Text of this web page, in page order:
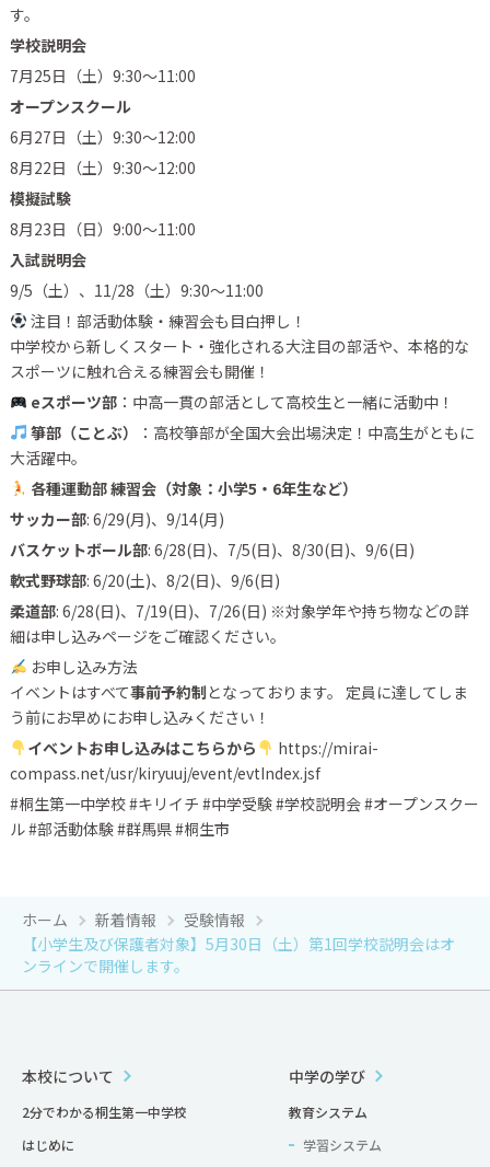
す。
学校説明会
7月25日（土）9:30〜11:00
オープンスクール
6月27日（土）9:30〜12:00
8月22日（土）9:30〜12:00
模擬試験
8月23日（日）9:00〜11:00
入試説明会
9/5（土）、11/28（土）9:30〜11:00
注目！部活動体験・練習会も目白押し！
中学校から新しくスタート・強化される大注目の部活や、本格的な
スポーツに触れ合える練習会も開催！
eスポーツ部：中高一貫の部活として高校生と一緒に活動中！
箏部（ことぶ）
：高校箏部が全国大会出場決定！中高生がともに
大活躍中。
各種運動部 練習会（対象：小学5・6年生など）
サッカー部: 6/29(月)、9/14(月)
バスケットボール部: 6/28(日)、7/5(日)、8/30(日)、9/6(日)
軟式野球部: 6/20(土)、8/2(日)、9/6(日)
柔道部: 6/28(日)、7/19(日)、7/26(日) ※対象学年や持ち物などの詳
細は申し込みページをご確認ください。
お申し込み方法
イベントはすべて事前予約制 となっております。 定員に達してしま
う前にお早めにお申し込みください！
イベントお申し込みはこちらから
https://mirai-
compass.net/usr/kiryuuj/event/evtIndex.jsf
#桐生第一中学校 #キリイチ #中学受験 #学校説明会 #オープンスクー
ル #部活動体験 #群馬県 #桐生市
ホーム 新着情報
受験情報
【小学生及び保護者対象】5月30日（土）第1回学校説明会はオ
ンラインで開催します。
本校について
2分でわかる桐生第一中学校
はじめに
中学の学び
教育システム
学習システム